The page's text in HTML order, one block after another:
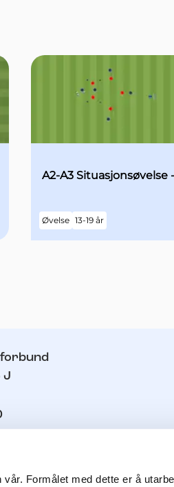
Formålet med dette er å
A2-A3 Situasjonsøvelse
Øvelse 13-19 år
J